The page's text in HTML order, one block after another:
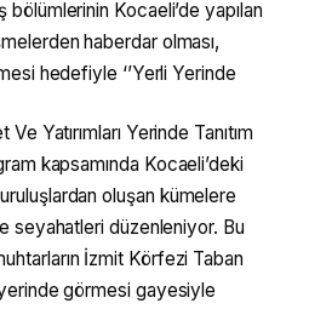
bölümlerinin Kocaeli’de yapılan
haberdar olması,
hedefiyle ‘’Yerli Yerinde
Yatırımları Yerinde Tanıtım
kapsamında Kocaeli’deki
oluşan kümelere
seyahatleri düzenleniyor. Bu
İzmit Körfezi Taban
görmesi gayesiyle